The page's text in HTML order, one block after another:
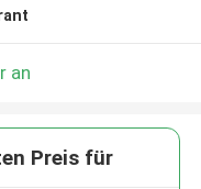
an
Preis für